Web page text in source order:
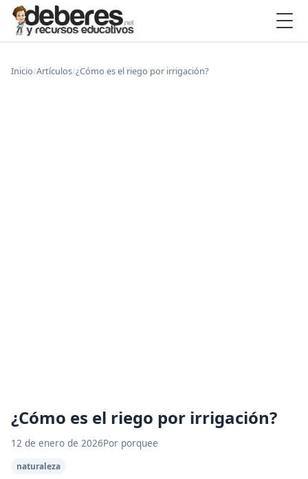
Inicio/Artículos/¿Cómo es el riego por irrigación?
¿Cómo es el riego por irrigación?
12 de enero de 2026Por porquee
naturaleza